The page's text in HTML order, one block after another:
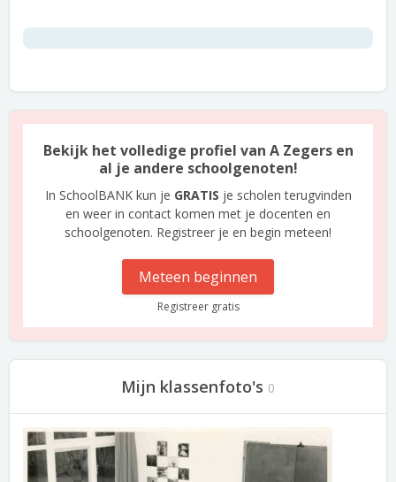
Bekijk het volledige profiel van A Zegers en
al je andere schoolgenoten!
In SchoolBANK kun je GRATIS je scholen terugvinden
en weer in contact komen met je docenten en
schoolgenoten. Registreer je en begin meteen!
Meteen beginnen
Registreer gratis
Mijn klassenfoto's 0